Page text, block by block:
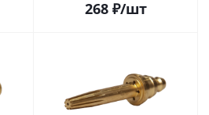
268₽/шт